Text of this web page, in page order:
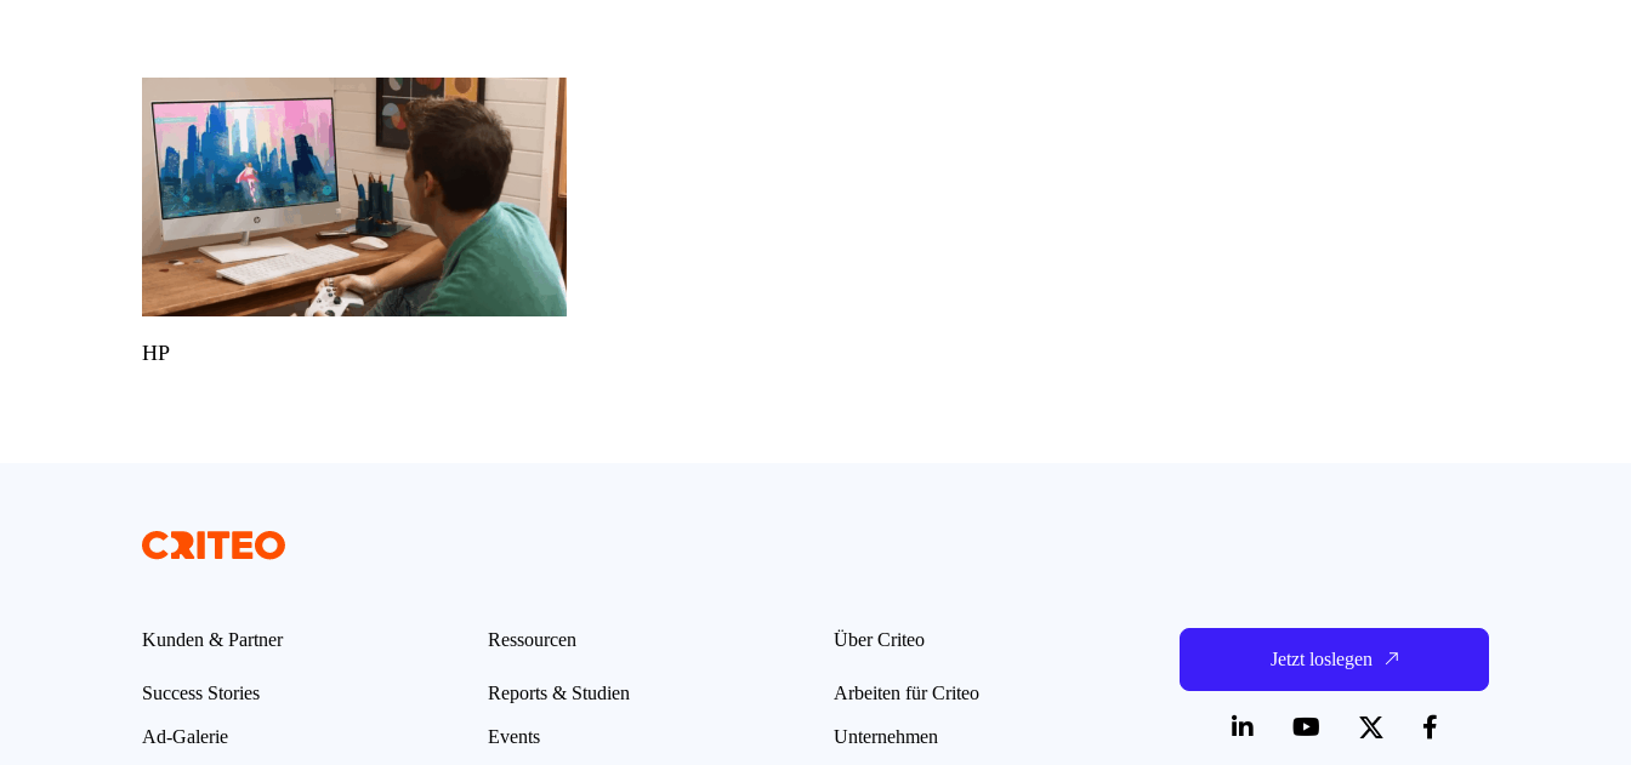
HP
Kunden & Partner
Success Stories
Ad-Galerie
Ressourcen
Reports & Studien
Events
Über Criteo
Arbeiten für Criteo
Unternehmen
Jetzt loslegen